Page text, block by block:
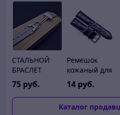
СТАЛЬНОЙ
БРАСЛЕТ
МИЛАНСКОЕ
ПЛЕТЕНИЕ С
МЕХАНИЧЕСКОЙ
75 руб.
Ремешок
кожаный для
часов 12 мм
CRW014-12
14 руб.
Каталог